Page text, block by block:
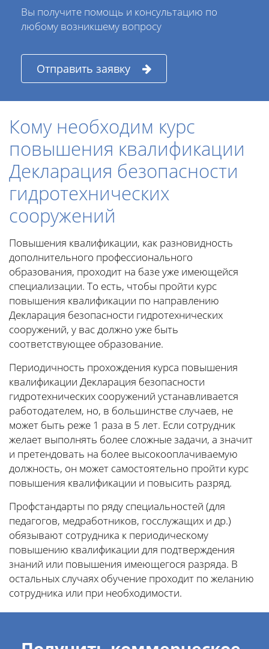
Вы получите помощь и консультацию по
любому возникшему вопросу
Отправить заявку
Кому необходим курс
повышения квалификации
Декларация безопасности
гидротехнических
сооружений
Повышения квалификации, как разновидность
дополнительного профессионального
образования, проходит на базе уже имеющейся
специализации. То есть, чтобы пройти курс
повышения квалификации по направлению
Декларация безопасности гидротехнических
сооружений, у вас должно уже быть
соответствующее образование.
Периодичность прохождения курса повышения
квалификации Декларация безопасности
гидротехнических сооружений устанавливается
работодателем, но, в большинстве случаев, не
может быть реже 1 раза в 5 лет. Если сотрудник
желает выполнять более сложные задачи, а значит
и претендовать на более высокооплачиваемую
должность, он может самостоятельно пройти курс
повышения квалификации и повысить разряд.
Профстандарты по ряду специальностей (для
педагогов, медработников, госслужащих и др.)
обязывают сотрудника к периодическому
повышению квалификации для подтверждения
знаний или повышения имеющегося разряда. В
остальных случаях обучение проходит по желанию
сотрудника или при необходимости.